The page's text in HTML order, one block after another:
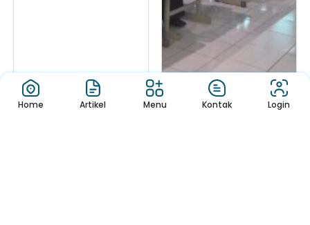
Home Artikel Menu Kontak Login